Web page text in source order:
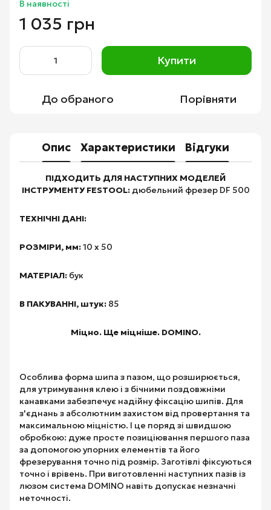
В наявності
1 035 грн
Купити
До обраного Порівняти
Опис Характеристики Відгуки
ПІДХОДИТЬ ДЛЯ НАСТУПНИХ МОДЕЛЕЙ
ІНСТРУМЕНТУ FESTOOL:дюбельний фрезер DF 500
ТЕХНІЧНІ ДАНІ:
РОЗМІРИ, мм:10 х 50
МАТЕРІАЛ: бук
В ПАКУВАННІ, штук: 85
Міцно. Ще міцніше. DOMINO.
Особлива форма шипа з пазом, що розширюється,
для утримування клею і з бічними поздовжніми
канавками забезпечує надійну фіксацію шипів. Для
з'єднань з абсолютним захистом від провертання та
максимальною міцністю. І це поряд зі швидшою
обробкою: дуже просте позиціювання першого паза
за допомогою упорних елементів та його
фрезерування точно під розмір. Заготівлі фіксуються
точно і врівень. При виготовленні наступних пазів із
люзом система DOMINO навіть допускає незначні
неточності.